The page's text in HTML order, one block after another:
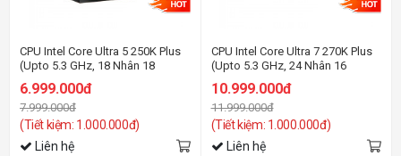
CPU Intel Core Ultra 5 250K Plus
(Upto 5.3 GHz, 18 Nhân 18
LGA 1851/ARROW LAKE
6.999.000đ
7.999.000đ
(Tiết kiệm: 1.000.000đ)
Liên hệ
CPU Intel Core Ultra 7 270K Plus
(Upto 5.3 GHz, 24 Nhân 16
LGA 1851/ARROW LAKE
10.999.000đ
11.999.000đ
(Tiết kiệm: 1.000.000đ)
Liên hệ